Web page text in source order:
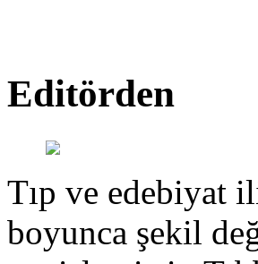
Editörden
Tıp ve edebiyat
boyunca şekil